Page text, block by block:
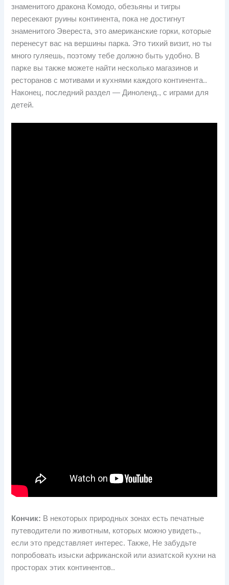
знаменитого дракона Комодо, обезьяны и тигры
пересекают руины континента, пока не достигнут
знаменитого Эвереста, это американские горки, которые
перенесут вас на вершины парка. Это тихий визит, но ты
много гуляешь, поэтому тебе должно быть удобно. В
парке вы также можете найти несколько магазинов и
ресторанов с мотивами и кухнями каждого континента..
Наконец, последний раздел — Диноленд., с играми для
детей.
Кончик: В некоторых природных зонах есть печатные
путеводители по животным, которых можно увидеть.,
если это представляет интерес. Также, Не забудьте
попробовать изыски африканской или азиатской кухни на
просторах этих континентов..